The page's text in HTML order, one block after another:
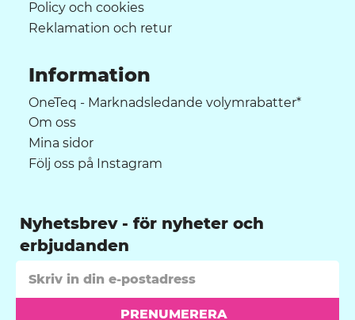
Policy och cookies
Reklamation och retur
Information
OneTeq - Marknadsledande volymrabatter*
Om oss
Mina sidor
Följ oss på Instagram
Nyhetsbrev
PRENUMERERA